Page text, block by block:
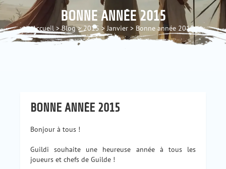
BONNE ANNÉE 2015
Accueil > Blog > 2015 > Janvier > Bonne année 2015
BONNE ANNÉE 2015
Bonjour à tous !
Guildi souhaite une heureuse année à tous les
joueurs et chefs de Guilde !